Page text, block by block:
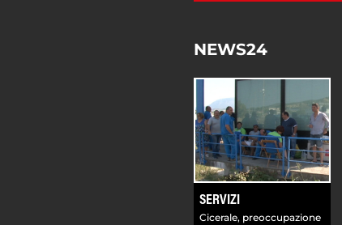
NEWS24
SERVIZI
Cicerale, preoccupazione